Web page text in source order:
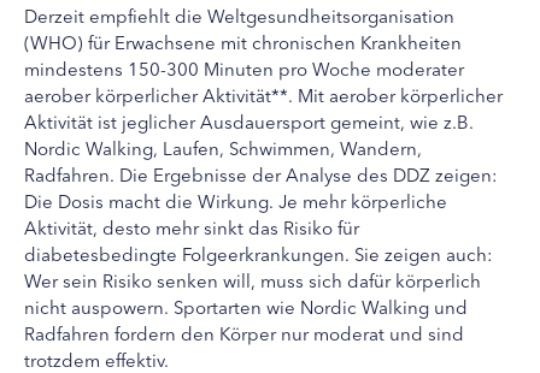
Derzeit empfiehlt die Weltgesundheitsorganisation
(WHO) für Erwachsene mit chronischen Krankheiten
mindestens 150-300 Minuten pro Woche moderater
aerober körperlicher Aktivität**. Mit aerober körperlicher
Aktivität ist jeglicher Ausdauersport gemeint, wie z.B.
Nordic Walking, Laufen, Schwimmen, Wandern,
Radfahren. Die Ergebnisse der Analyse des DDZ zeigen:
Die Dosis macht die Wirkung. Je mehr körperliche
Aktivität, desto mehr sinkt das Risiko für
diabetesbedingte Folgeerkrankungen. Sie zeigen auch:
Wer sein Risiko senken will, muss sich dafür körperlich
nicht auspowern. Sportarten wie Nordic Walking und
Radfahren fordern den Körper nur moderat und sind
trotzdem effektiv.